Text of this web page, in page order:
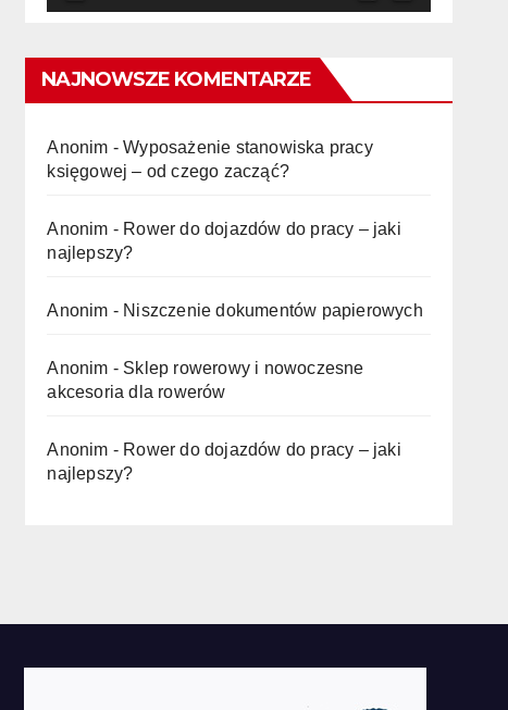
NAJNOWSZE KOMENTARZE
Anonim -Wyposażenie stanowiska pracy
księgowej – od czego zacząć?
Anonim - Rower do dojazdów do pracy – jaki
najlepszy?
Anonim - Niszczenie dokumentów papierowych
Anonim - Sklep rowerowy i nowoczesne
akcesoria dla rowerów
Anonim - Rower do dojazdów do pracy – jaki
najlepszy?